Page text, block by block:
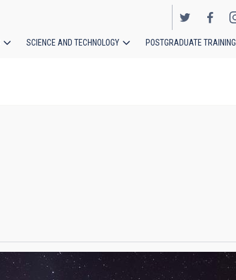
SCIENCE AND TECHNOLOGY POSTGRADUATE TRAINING